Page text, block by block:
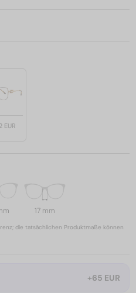
EUR
17 mm
die tatsächlichen Produktmaße können
+65 EUR